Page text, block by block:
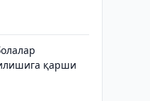
қарши